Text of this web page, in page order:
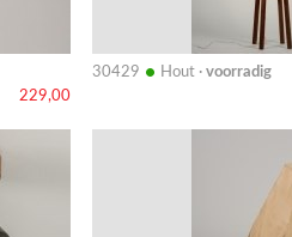
229,00
30429 • Hout · voorradig
Bekijk